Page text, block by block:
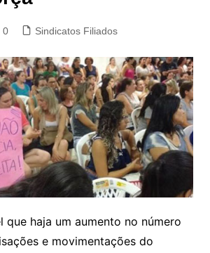
0 Sindicatos Filiados
que haja um aumento no número
e movimentações do